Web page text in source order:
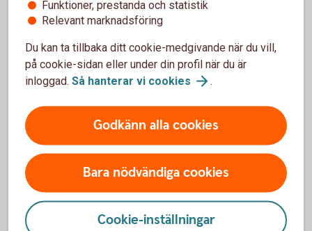
Pris för Betal- och kreditkort Mastercard
Platinum
Ränta
13,05 % (2025-10-01) 1
Effektiv ränta
14,62 %
Årsavgift Nyckelkund
Funktioner, prestanda och statistik
Relevant marknadsföring
Du kan ta tillbaka ditt cookie-medgivande när du vill,
på cookie-sidan eller under din profil när du är
inloggad. Så hanterar vi cookies .
Godkänn alla cookies
Bara nödvändiga cookies
Cookie-inställningar